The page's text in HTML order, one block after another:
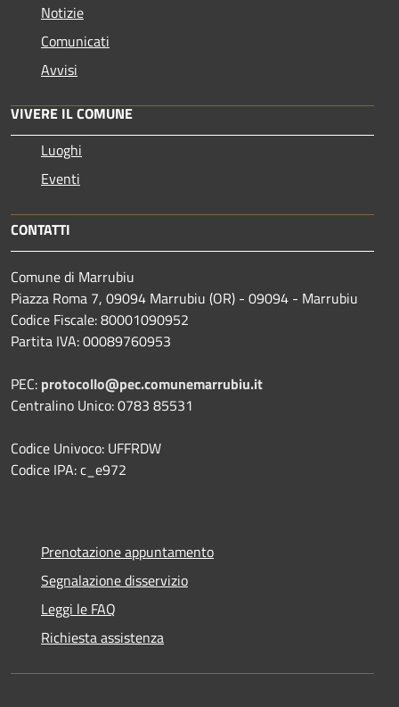
Notizie
Comunicati
Avvisi
VIVERE IL COMUNE
Luoghi
Eventi
CONTATTI
Comune di Marrubiu
Piazza Roma 7, 09094 Marrubiu (OR) - 09094 - Marrubiu
Codice Fiscale: 80001090952
Partita IVA: 00089760953
PEC: protocollo@pec.comunemarrubiu.it
Centralino Unico: 0783 85531
Codice Univoco: UFFRDW
Codice IPA: c_e972
Prenotazione appuntamento
Segnalazione disservizio
Leggi le FAQ
Richiesta assistenza